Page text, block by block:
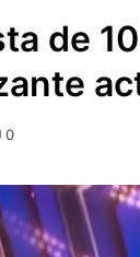
de
0